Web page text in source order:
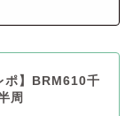
ポ】BRM610千
周